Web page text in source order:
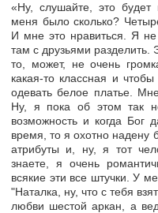
«Ну, слушайте, это будет
меня было сколько?
И мне это нравиться. Я
там с друзьями разделить.
то, может, не очень
какая-то классная и
одевать белое платье.
Ну, я пока об этом так
возможность и когда Бог
время, то я охотно надену
атрибуты и, ну, я тот
знаете, я очень
всякие эти все штучки. У
"Наталка, ну, что с тебя
любви шестой аркан, а